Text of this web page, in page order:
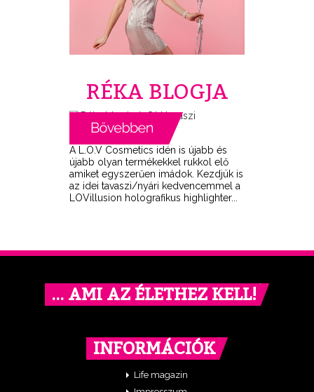
RÉKA BLOGJA
A L.O.V Cosmetics idén is újabb és
újabb olyan termékekkel rukkol elő
amiket egyszerűen imádok. Kezdjük is
az idei tavaszi/nyári kedvencemmel a
LOVillusion holografikus highlighter...
… AMI AZ ÉLETHEZ KELL!
INFORMÁCIÓK
Life magazin